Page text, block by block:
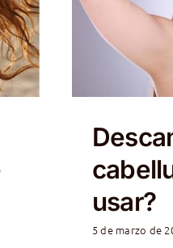
usar?
5 de marzo de